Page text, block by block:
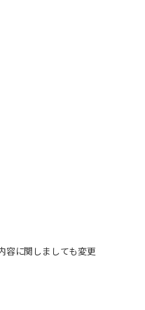
容に関しましても変更